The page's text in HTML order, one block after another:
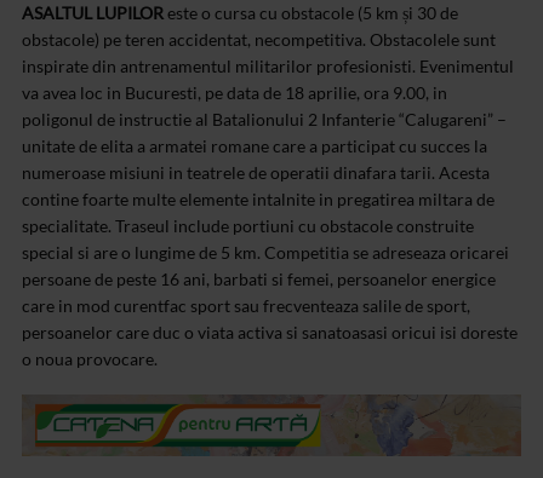
ASALTUL LUPILOReste o cursa cu obstacole (5 km și 30 de
obstacole) pe teren accidentat, necompetitiva. Obstacolele sunt
inspirate din antrenamentul militarilor profesionisti. Evenimentul
va avea loc in Bucuresti, pe data de 18 aprilie, ora 9.00, in
poligonul de instructie al Batalionului 2 Infanterie “Calugareni” –
unitate de elita a armatei romane care a participat cu succes la
numeroase misiuni in teatrele de operatii dinafara tarii. Acesta
contine foarte multe elemente intalnite in pregatirea miltara de
specialitate. Traseul include portiuni cu obstacole construite
special si are o lungime de 5 km. Competitia se adreseaza oricarei
persoane de peste 16 ani, barbati si femei, persoanelor energice
care in mod curentfac sport sau frecventeaza salile de sport,
persoanelor care duc o viata activa si sanatoasasi oricui isi doreste
o noua provocare.